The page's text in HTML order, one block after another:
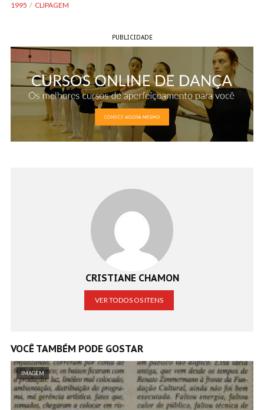
1995 CLIPAGEM
PUBLICIDADE
CRISTIANE CHAMON
VER TODOS OS ITENS
VOCÊ TAMBÉM PODE GOSTAR
IMAGEM